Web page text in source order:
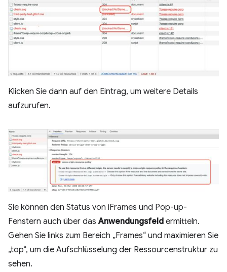
Klicken Sie dann auf den Eintrag, um weitere Details
aufzurufen.
Sie können den Status von iFrames und Pop-up-
Fenstern auch über dasAnwendungsfeld ermitteln.
Gehen Sie links zum Bereich „Frames“ und maximieren Sie
„top“, um die Aufschlüsselung der Ressourcenstruktur zu
sehen.